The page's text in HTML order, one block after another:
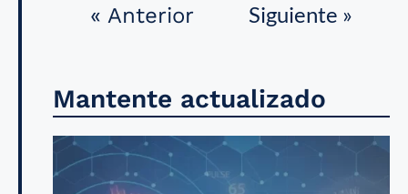
« Anterior Siguiente »
Mantente actualizado